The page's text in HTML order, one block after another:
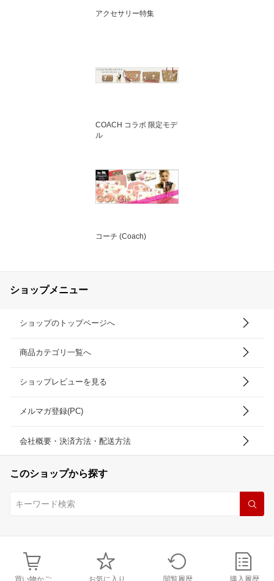
アクセサリー特集
COACH コラボ 限定モデ
ル
コーチ (Coach)
ショップメニュー
ショップのトップページへ
商品カテゴリ一覧へ
ショップレビューを見る
メルマガ登録(PC)
会社概要・決済方法・配送方法
このショップから探す
買い物かご お気に入り 閲覧履歴 購入履歴